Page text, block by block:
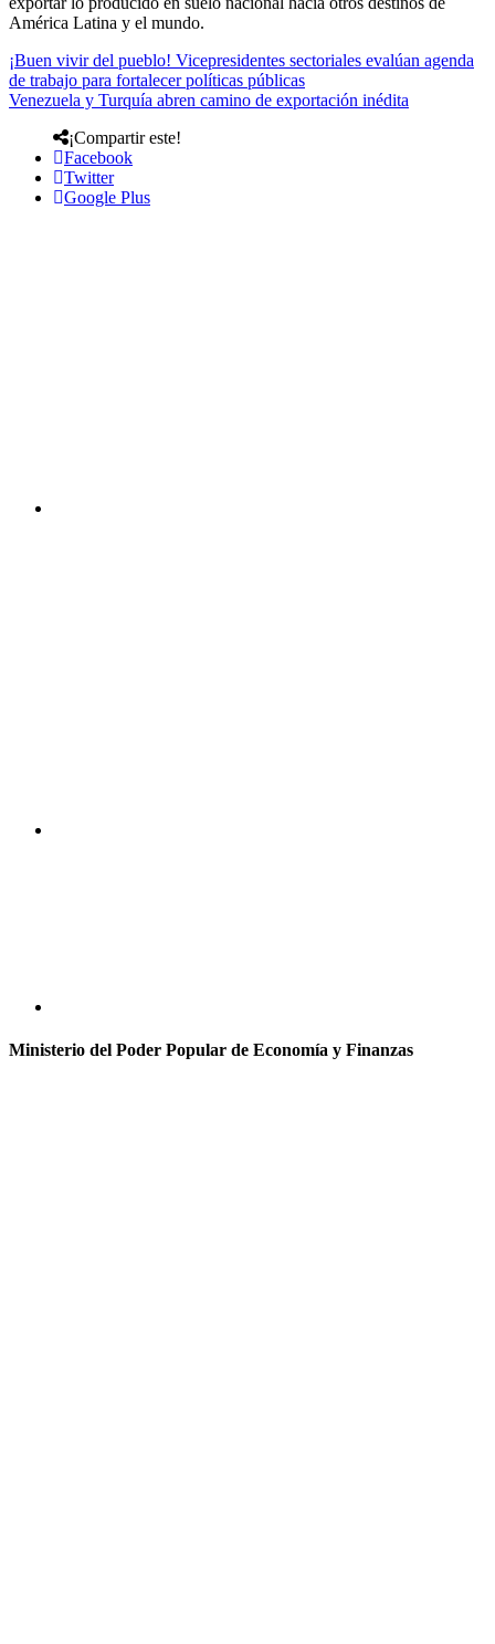
América Latina y el mundo.
¡Buen vivir del pueblo! Vicepresidentes sectoriales evalúan agenda
de trabajo para fortalecer políticas públicas
Venezuela y Turquía abren camino de exportación inédita
¡Compartir este!
Facebook
Twitter
Google Plus
Ministerio del Poder Popular de Economía y Finanzas